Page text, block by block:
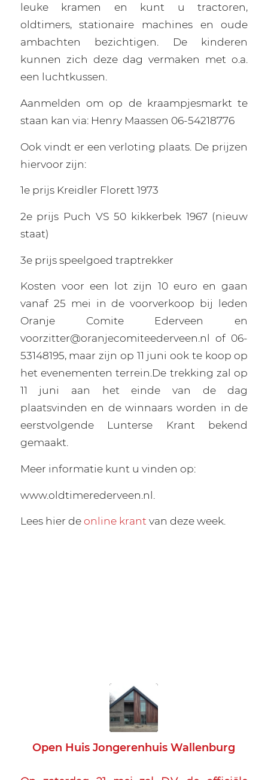
leuke kramen en kunt u tractoren,
oldtimers, stationaire machines en oude
ambachten bezichtigen. De kinderen
kunnen zich deze dag vermaken met o.a.
een luchtkussen.
Aanmelden om op de kraampjesmarkt te
staan kan via: Henry Maassen 06-54218776
Ook vindt er een verloting plaats. De prijzen
hiervoor zijn:
1e prijs Kreidler Florett 1973
2e prijs Puch VS 50 kikkerbek 1967 (nieuw
staat)
3e prijs speelgoed traptrekker
Kosten voor een lot zijn 10 euro en gaan
vanaf 25 mei in de voorverkoop bij leden
Oranje Comite Ederveen en
voorzitter@oranjecomiteederveen.nl of 06-
53148195, maar zijn op 11 juni ook te koop op
het evenementen terrein.De trekking zal op
11 juni aan het einde van de dag
plaatsvinden en de winnaars worden in de
eerstvolgende Lunterse Krant bekend
gemaakt.
Meer informatie kunt u vinden op:
www.oldtimerederveen.nl.
Lees hier deonline krant van deze week.
Open Huis Jongerenhuis Wallenburg